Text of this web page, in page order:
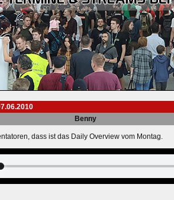
Benny
dass ist das Daily Overview vom Montag.